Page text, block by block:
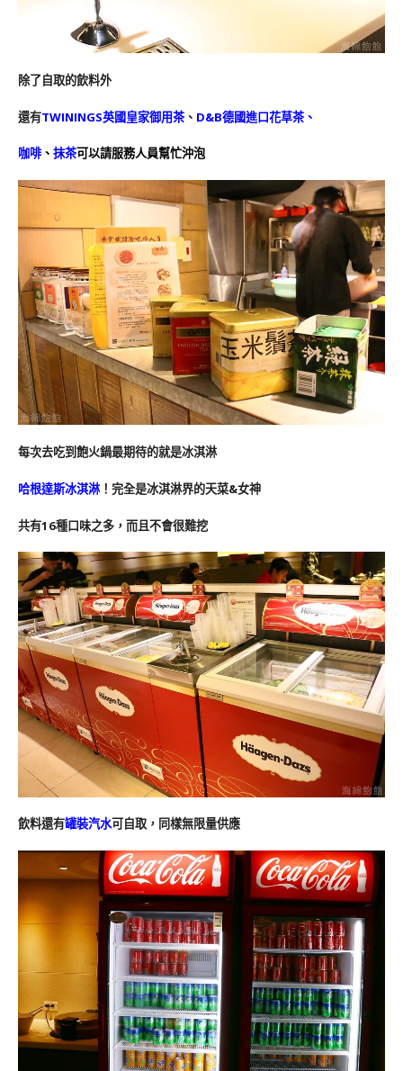
除了自取的飲料外
還有TWININGS英國皇家御用茶、 D&B德國進口花草茶、
咖啡、 抹茶可以請服務人員幫忙沖泡
每次去吃到飽火鍋最期待的就是冰淇淋
哈根達斯冰淇淋！完全是冰淇淋界的天菜&女神
共有16種口味之多，而且不會很難挖
飲料還有罐裝汽水可自取，同樣無限量供應